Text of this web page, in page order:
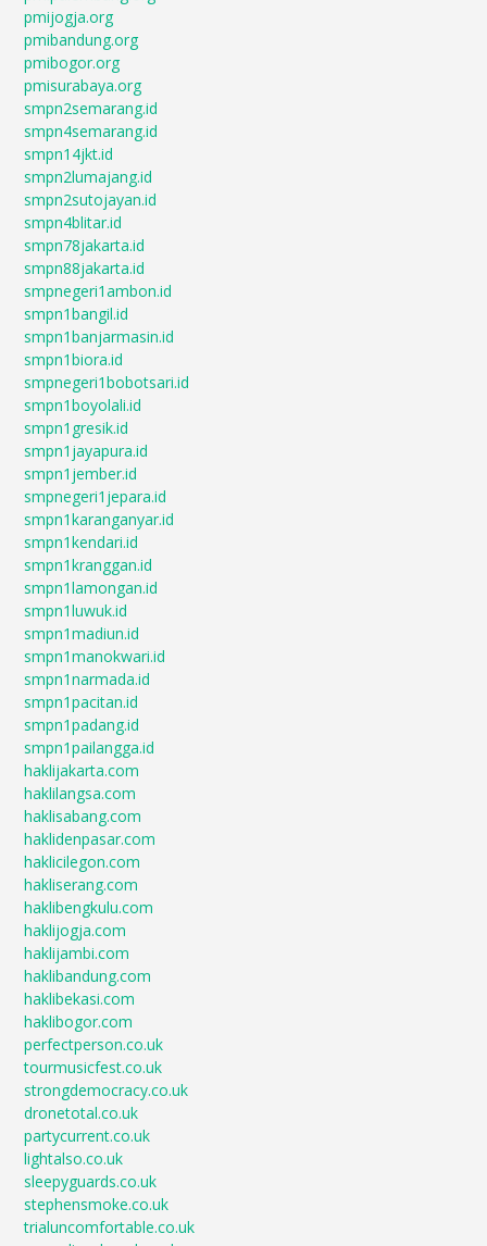
pmijogja.org
pmibandung.org
pmibogor.org
pmisurabaya.org
smpn2semarang.id
smpn4semarang.id
smpn14jkt.id
smpn2lumajang.id
smpn2sutojayan.id
smpn4blitar.id
smpn78jakarta.id
smpn88jakarta.id
smpnegeri1ambon.id
smpn1bangil.id
smpn1banjarmasin.id
smpn1biora.id
smpnegeri1bobotsari.id
smpn1boyolali.id
smpn1gresik.id
smpn1jayapura.id
smpn1jember.id
smpnegeri1jepara.id
smpn1karanganyar.id
smpn1kendari.id
smpn1kranggan.id
smpn1lamongan.id
smpn1luwuk.id
smpn1madiun.id
smpn1manokwari.id
smpn1narmada.id
smpn1pacitan.id
smpn1padang.id
smpn1pailangga.id
haklijakarta.com
haklilangsa.com
haklisabang.com
haklidenpasar.com
haklicilegon.com
hakliserang.com
haklibengkulu.com
haklijogja.com
haklijambi.com
haklibandung.com
haklibekasi.com
haklibogor.com
perfectperson.co.uk
tourmusicfest.co.uk
strongdemocracy.co.uk
dronetotal.co.uk
partycurrent.co.uk
lightalso.co.uk
sleepyguards.co.uk
stephensmoke.co.uk
trialuncomfortable.co.uk